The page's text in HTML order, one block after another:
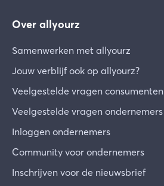
Over allyourz
Samenwerken met allyourz
Jouw verblijf ook op allyourz?
Veelgestelde vragen consumenten
Veelgestelde vragen ondernemers
Inloggen ondernemers
Community voor ondernemers
Inschrijven voor de nieuwsbrief